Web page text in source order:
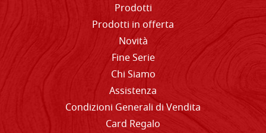
Prodotti
Prodotti in offerta
Novità
Fine Serie
Chi Siamo
Assistenza
Condizioni Generali di Vendita
Card Regalo